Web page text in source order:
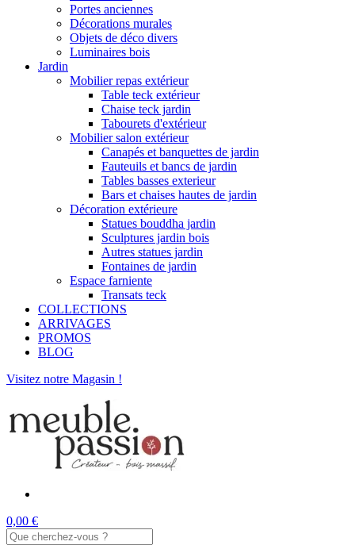
Portes anciennes
Décorations murales
Objets de déco divers
Luminaires bois
Jardin
Mobilier repas extérieur
Table teck extérieur
Chaise teck jardin
Tabourets d'extérieur
Mobilier salon extérieur
Canapés et banquettes de jardin
Fauteuils et bancs de jardin
Tables basses exterieur
Bars et chaises hautes de jardin
Décoration extérieure
Statues bouddha jardin
Sculptures jardin bois
Autres statues jardin
Fontaines de jardin
Espace farniente
Transats teck
COLLECTIONS
ARRIVAGES
PROMOS
BLOG
Visitez notre Magasin !
0,00 €